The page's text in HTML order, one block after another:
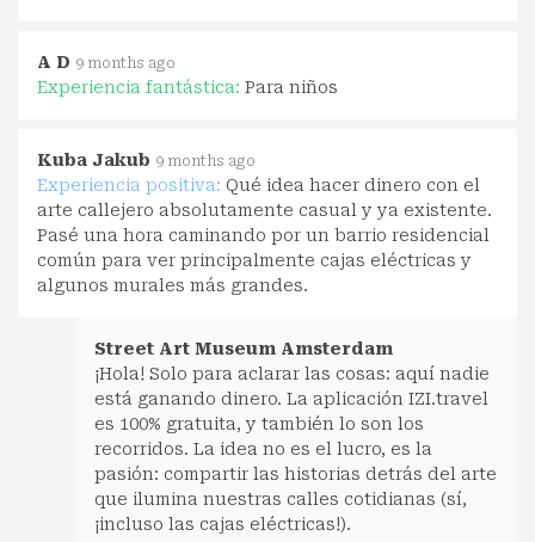
A D 9 months ago
Experiencia fantástica: Para niños
Kuba Jakub 9 months ago
Experiencia positiva: Qué idea hacer dinero con el
arte callejero absolutamente casual y ya existente.
Pasé una hora caminando por un barrio residencial
común para ver principalmente cajas eléctricas y
algunos murales más grandes.
Street Art Museum Amsterdam
¡Hola! Solo para aclarar las cosas: aquí nadie
está ganando dinero. La aplicación IZI.travel
es 100% gratuita, y también lo son los
recorridos. La idea no es el lucro, es la
pasión: compartir las historias detrás del arte
que ilumina nuestras calles cotidianas (sí,
¡incluso las cajas eléctricas!).